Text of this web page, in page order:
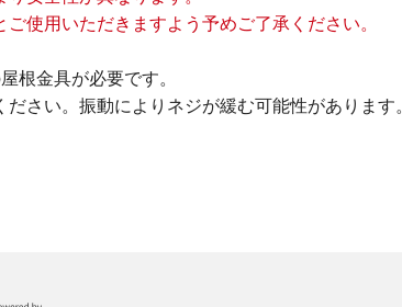
使用いただきますよう予めご了承ください。
根金具が必要です。
さい。振動によりネジが緩む可能性があります。